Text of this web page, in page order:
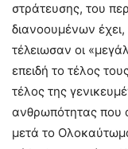
στράτευσης, του
διανοουμένων
τέλειωσαν οι
επειδή το τέλος
τέλος της
ανθρωπότητας που
μετά το